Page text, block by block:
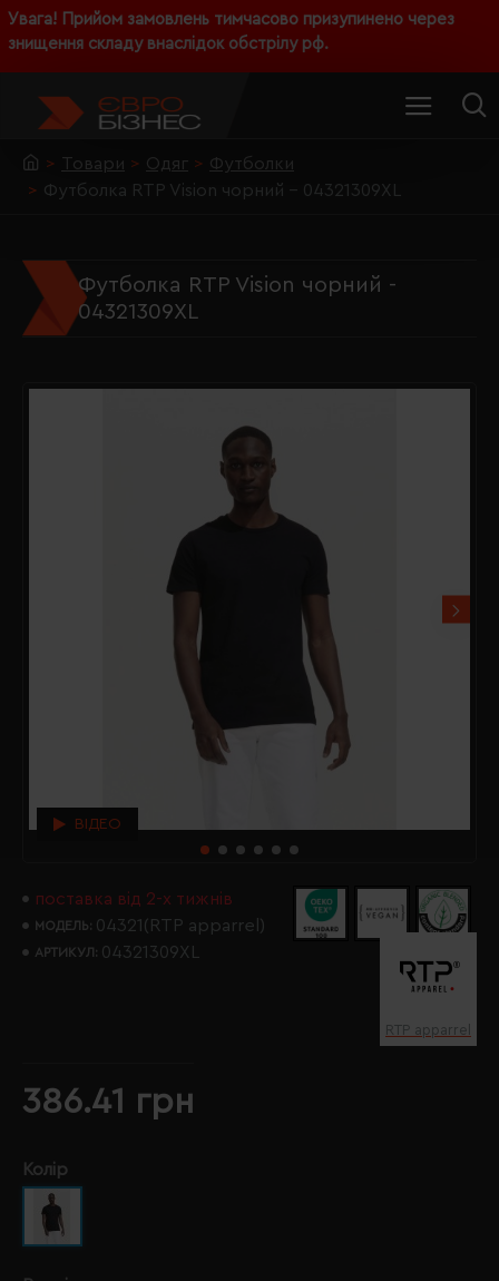
Увага! Прийом замовлень тимчасово призупинено через
знищення складу внаслідок обстрілу рф.
Товари Одяг
Футболки
Футболка RTP Vision чорний - 04321309XL
Футболка RTP Vision чорний -
04321309XL
ВІДЕО
поставка від 2-х тижнів
МОДЕЛЬ: 04321(RTP apparrel)
АРТИКУЛ: 04321309XL
RTP apparrel
386.41 грн
Колір